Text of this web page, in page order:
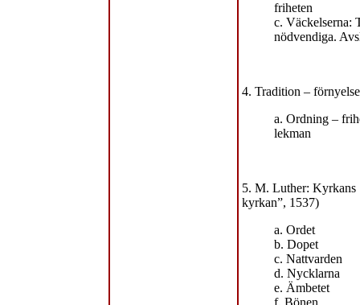
friheten
c. Väckelserna:
nödvendiga.
4. Tradition – förnyelse
a. Ordning –
lekman
5. M. Luther: Kyrkans
kyrkan”, 1537)
a. Ordet
b. Dopet
c. Nattvarden
d. Nycklarna
e. Ämbetet
f. Bönen